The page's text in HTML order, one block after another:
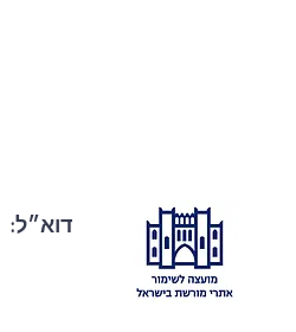
דוא״ל: